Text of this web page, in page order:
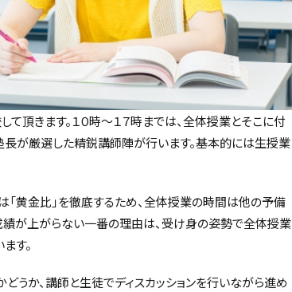
頂きます。１０時～１７時までは、全体授業とそこに付
が厳選した精鋭講師陣が行います。基本的には生授業
「黄金比」を徹底するため、全体授業の時間は他の予備
が上がらない一番の理由は、受け身の姿勢で全体授業
す。
うか、講師と生徒でディスカッションを行いながら進め